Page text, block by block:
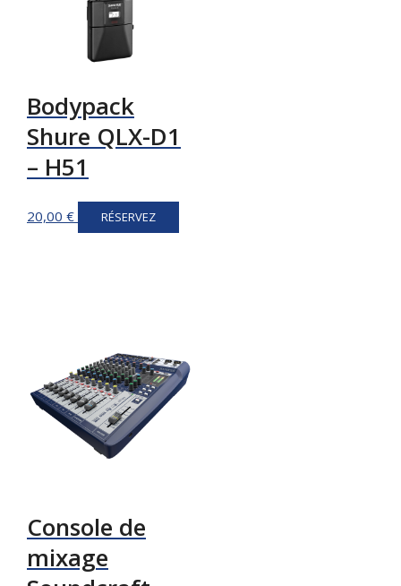
Bodypack
Shure QLX-D1
– H51
20,00 € RÉSERVEZ
Console de
mixage